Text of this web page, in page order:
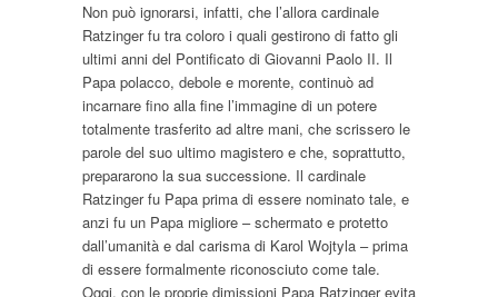
Non può ignorarsi, infatti, che l’allora cardinale
Ratzinger fu tra coloro i quali gestirono di fatto gli
ultimi anni del Pontificato di Giovanni Paolo II. Il
Papa polacco, debole e morente, continuò ad
incarnare fino alla fine l’immagine di un potere
totalmente trasferito ad altre mani, che scrissero le
parole del suo ultimo magistero e che, soprattutto,
prepararono la sua successione. Il cardinale
Ratzinger fu Papa prima di essere nominato tale, e
anzi fu un Papa migliore – schermato e protetto
dall’umanità e dal carisma di Karol Wojtyla – prima
di essere formalmente riconosciuto come tale.
Oggi, con le proprie dimissioni Papa Ratzinger evita